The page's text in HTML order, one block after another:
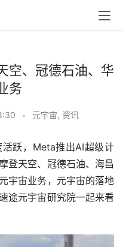
空、冠德石油、华
务
• 元宇宙, 资讯
跃，Meta推出AI超级计
登天空、冠德石油、海昌
宇宙业务，元宇宙的落地
途元宇宙研究院一起来看